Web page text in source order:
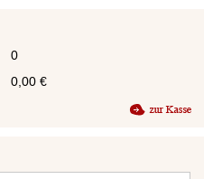
0
0,00 €